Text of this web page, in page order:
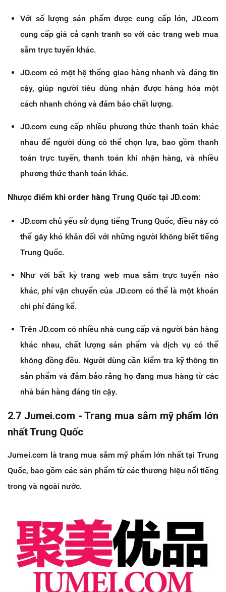
Với số lượng sản phẩm được cung cấp lớn, JD.com
cung cấp giá cả cạnh tranh so với các trang web mua
sắm trực tuyến khác.
JD.com có một hệ thống giao hàng nhanh và đáng tin
cậy, giúp người tiêu dùng nhận được hàng hóa một
cách nhanh chóng và đảm bảo chất lượng.
JD.com cung cấp nhiều phương thức thanh toán khác
nhau để người dùng có thể chọn lựa, bao gồm thanh
toán trực tuyến, thanh toán khi nhận hàng, và nhiều
phương thức thanh toán khác.
Nhược điểm khi order hàng Trung Quốc tại JD.com:
JD.com chủ yếu sử dụng tiếng Trung Quốc, điều này có
thể gây khó khăn đối với những người không biết tiếng
Trung Quốc.
Như với bất kỳ trang web mua sắm trực tuyến nào
khác, phí vận chuyển của JD.com có thể là một khoản
chi phí đáng kể.
Trên JD.com có nhiều nhà cung cấp và người bán hàng
khác nhau, chất lượng sản phẩm và dịch vụ có thể
không đồng đều. Người dùng cần kiểm tra kỹ thông tin
sản phẩm và đảm bảo rằng họ đang mua hàng từ các
nhà bán hàng đáng tin cậy.
2.7 Jumei.com - Trang mua sắm mỹ phẩm lớn
nhất Trung Quốc
Jumei.com là trang mua sắm mỹ phẩm lớn nhất tại Trung
Quốc, bao gồm các sản phẩm từ các thương hiệu nổi tiếng
trong và ngoài nước.